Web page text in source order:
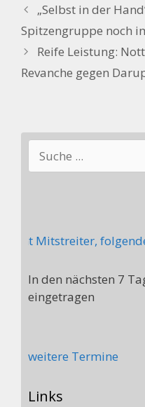
„Selbst in der
Spitzengruppe noch
Reife Leistung:
Revanche gegen
Mitstreiter, folgende
In den nächsten 7
eingetragen
weitere Termine
Links